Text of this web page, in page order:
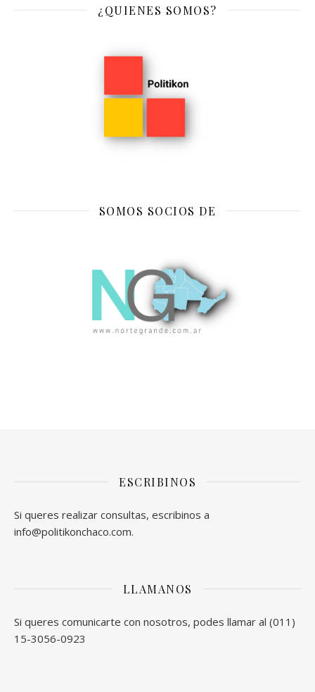
¿QUIENES SOMOS?
SOMOS SOCIOS DE
ESCRIBINOS
Si queres realizar consultas, escribinos a
info@politikonchaco.com.
LLAMANOS
Si queres comunicarte con nosotros, podes llamar al (011)
15-3056-0923